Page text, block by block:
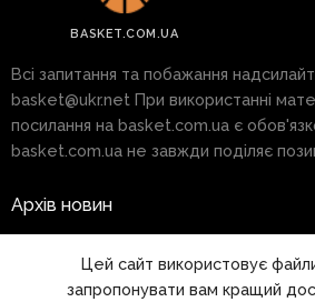
BASKET.COM.UA
Всі запитання та побажання
basket@ukr.netПри використанні
посилання на basket.com.ua є
basket.com.ua не завжди поділяє
Архів новин
Правила
Цей сайт використовує
запропонувати вам кращий